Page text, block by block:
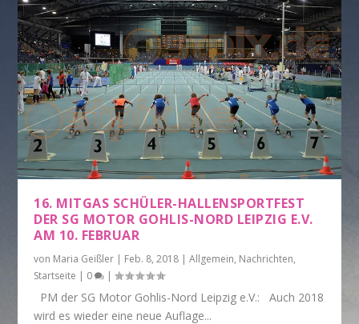
16. MITGAS SCHÜLER-HALLENSPORTFEST
DER SG MOTOR GOHLIS-NORD LEIPZIG E.V.
AM 10. FEBRUAR
von Maria Geißler | Feb. 8, 2018 |Allgemein, Nachrichten,
Startseite | 0 |
PM der SG Motor Gohlis-Nord Leipzig e.V.: Auch 2018
wird es wieder eine neue Auflage...